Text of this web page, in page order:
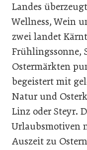
Landes
Wellness, Wein
zwei landet
Frühlingssonne,
Ostermärkten
begeistert mit
Natur und
Linz oder Steyr.
Urlaubsmotiven
Auszeit zu